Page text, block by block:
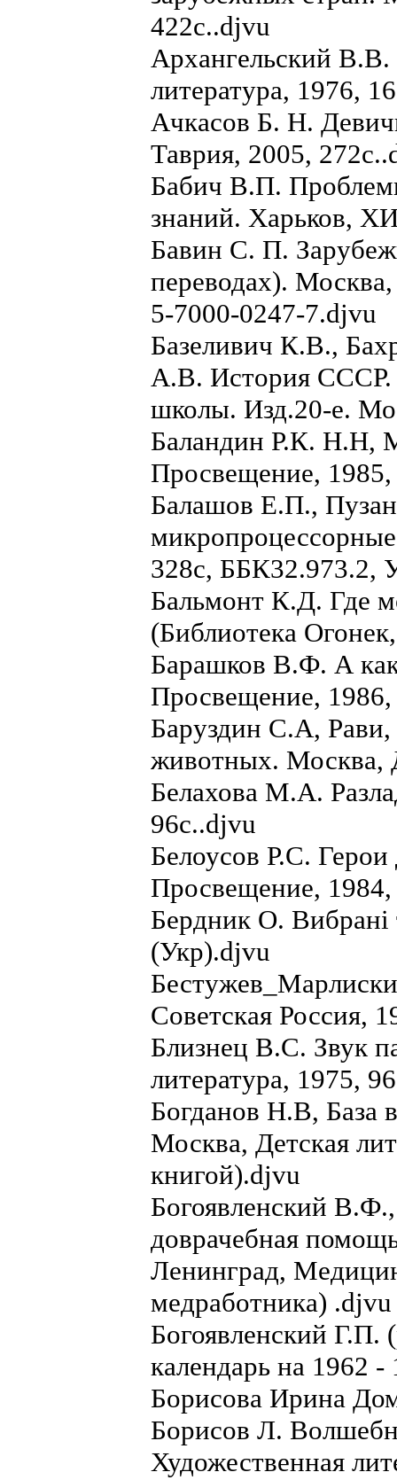
422с..djvu
Архангельский
литература, 1976,
Ачкасов Б. Н.
Таврия, 2005,
Бабич В.П.
знаний. Харьков,
Бавин С. П.
переводах).
5-7000-0247-7.djvu
Базеливич К.В.,
А.В. История СССР.
школы. Изд.20-е.
Баландин Р.К. Н.Н,
Просвещение,
Балашов Е.П.,
328с, ББК32.973.2,
Бальмонт К.Д. Где
(Библиотека
Барашков В.Ф. А
Просвещение,
Баруздин С.А,
животных. Москва,
Белахова М.А.
96с..djvu
Белоусов Р.С.
Просвещение,
Бердник О. Вибранi
(Укр).djvu
Советская Россия,
Близнец В.С. Звук
литература, 1975,
Богданов Н.В, База
Москва, Детская
книгой).djvu
Богоявленский
доврачебная
Ленинград,
медработника) .djvu
Богоявленский Г.П.
календарь на 1962
Борисова Ирина
Борисов Л.
Художественная